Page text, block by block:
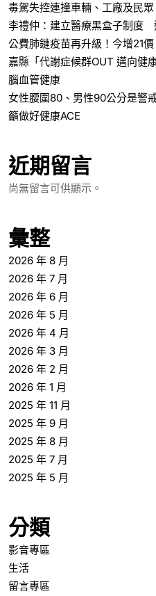
毒駕失控連撞車輛、工廠及民
李禮仲：建立醫療黑盒子制度
公費肺鏈疫苗再升級！今增21
嘉縣「代謝症候群OUT 邁向
腦血管健康
女性腰圍80、男性90公分是警
籲做好健康ACE
近期留言
尚無留言可供顯示。
彙整
2026 年 8 月
2026 年 7 月
2026 年 6 月
2026 年 5 月
2026 年 4 月
2026 年 3 月
2026 年 2 月
2026 年 1 月
2025 年 11 月
2025 年 9 月
2025 年 8 月
2025 年 7 月
2025 年 5 月
分類
影音專區
生活
留言專區